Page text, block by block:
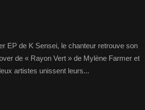
EP de K Sensei, le chanteur retrouve son
de « Rayon Vert » de Mylène Farmer et
artistes unissent leurs...